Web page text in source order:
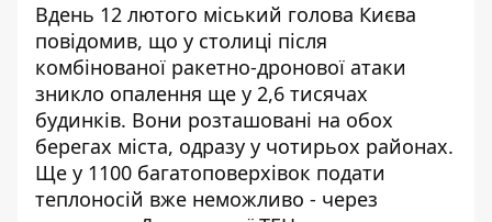
Вдень 12 лютого міський голова Києва
повідомив, що у столиці після
комбінованої ракетно-дронової атаки
зникло опалення ще у 2,6 тисячах
будинків. Вони розташовані на обох
берегах міста, одразу у чотирьох районах.
Ще у 1100 багатоповерхівок подати
теплоносій вже неможливо - через